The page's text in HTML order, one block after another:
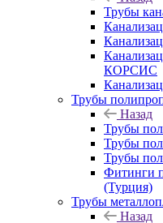
Трубы
КОРСИС
Трубы
Назад
Трубы
Трубы
Трубы
Фитинги
(Турция)
Трубы
Назад